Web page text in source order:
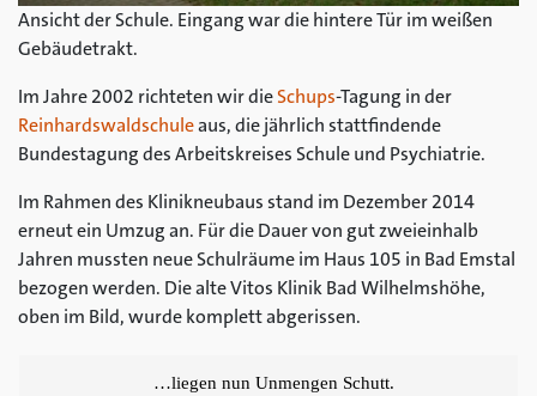
Ansicht der Schule. Eingang war die hintere Tür im weißen
Gebäudetrakt.
Im Jahre 2002 richteten wir dieSchups-Tagung in der
Reinhardswaldschuleaus, die jährlich stattfindende
Bundestagung des Arbeitskreises Schule und Psychiatrie.
Im Rahmen des Klinikneubaus stand im Dezember 2014
erneut ein Umzug an. Für die Dauer von gut zweieinhalb
Jahren mussten neue Schulräume im Haus 105 in Bad Emstal
bezogen werden. Die alte Vitos Klinik Bad Wilhelmshöhe,
oben im Bild, wurde komplett abgerissen.
…liegen nun Unmengen Schutt.